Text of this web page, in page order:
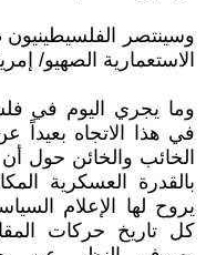
وسينتصر
الاستعمارية الصهيو/
وما يجري اليوم في
في هذا الاتجاه بعيداً
الخائب والخائن حول
بالقدرة العسكرية
يروح لها الإعلام
كل تاريخ حركات